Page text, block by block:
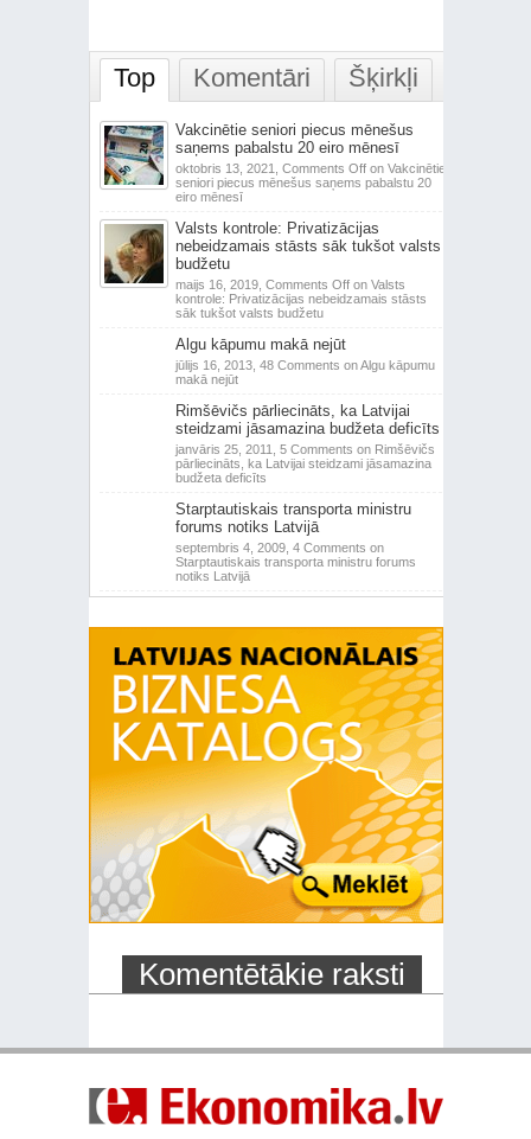
Top Komentāri Šķirkļi
Vakcinētie seniori piecus mēnešus
saņems pabalstu 20 eiro mēnesī
oktobris 13, 2021, Comments Offon Vakcinētie
seniori piecus mēnešus saņems pabalstu 20
eiro mēnesī
Valsts kontrole: Privatizācijas
nebeidzamais stāsts sāk tukšot valsts
budžetu
maijs 16, 2019, Comments Offon Valsts
kontrole: Privatizācijas nebeidzamais stāsts
sāk tukšot valsts budžetu
Algu kāpumu makā nejūt
jūlijs 16, 2013, 48 Comments on Algu kāpumu
makā nejūt
Rimšēvičs pārliecināts, ka Latvijai
steidzami jāsamazina budžeta deficīts
janvāris 25, 2011, 5 Comments on Rimšēvičs
pārliecināts, ka Latvijai steidzami jāsamazina
budžeta deficīts
Starptautiskais transporta ministru
forums notiks Latvijā
septembris 4, 2009, 4 Comments on
Starptautiskais transporta ministru forums
notiks Latvijā
Komentētākie raksti